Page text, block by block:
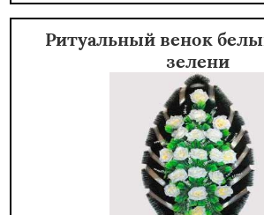
Ритуальный венок
зелени